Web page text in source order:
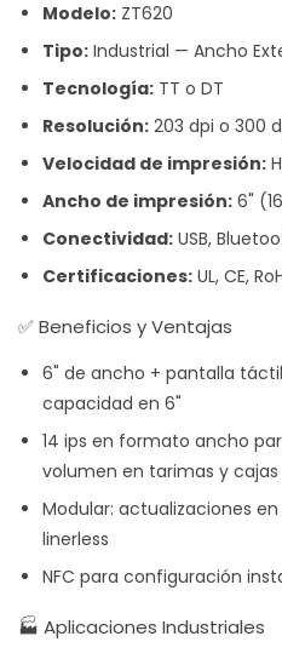
Modelo: ZT620
Tipo: Industrial — Ancho
Tecnología: TT o DT
Resolución: 203 dpi o 300
Velocidad de impresión:
Ancho de impresión: 6"
Conectividad: USB,
Certificaciones: UL, CE,
✅ Beneficios y Ventajas
6" de ancho + pantalla
capacidad en 6"
14 ips en formato ancho
volumen en tarimas y cajas
Modular: actualizaciones
linerless
NFC para configuración
🏭 Aplicaciones Industriales